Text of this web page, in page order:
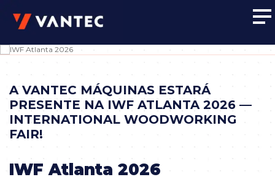
A VANTEC MÁQUINAS ESTARÁ
PRESENTE NA IWF ATLANTA 2026 —
INTERNATIONAL WOODWORKING
FAIR!
IWF Atlanta 2026